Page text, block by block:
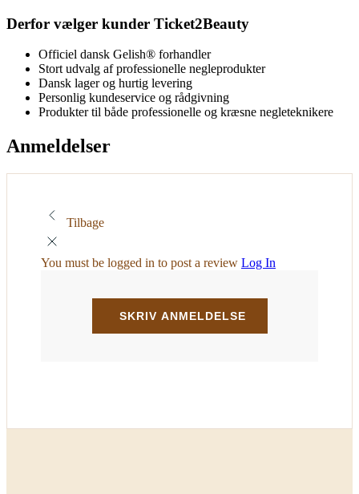
Derfor vælger kunder Ticket2Beauty
Officiel dansk Gelish® forhandler
Stort udvalg af professionelle negleprodukter
Dansk lager og hurtig levering
Personlig kundeservice og rådgivning
Produkter til både professionelle og kræsne negleteknikere
Anmeldelser
Tilbage
You must be logged in to post a review Log In